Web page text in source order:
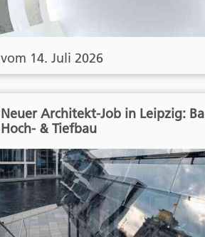
vom 14. Juli 2026
Neuer Architekt-Job in Leipzig:
Hoch- & Tiefbau